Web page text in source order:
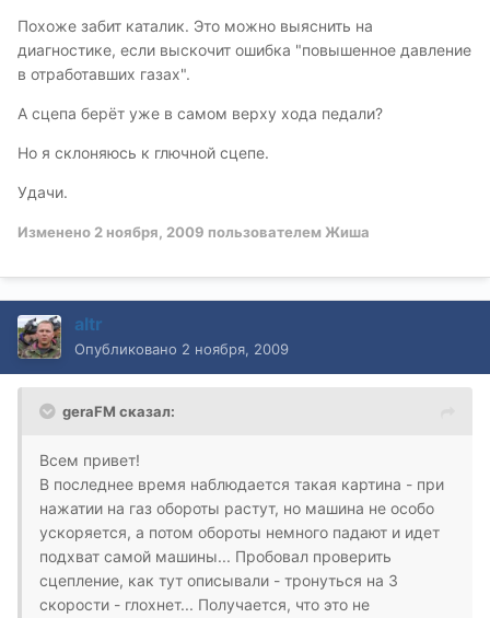
Похоже забит каталик. Это можно выяснить на
диагностике, если выскочит ошибка "повышенное давление
в отработавших газах".
А сцепа берёт уже в самом верху хода педали?
Но я склоняюсь к глючной сцепе.
Удачи.
Изменено 2 ноября, 2009 пользователем Жиша
altr
Опубликовано 2 ноября, 2009
geraFM сказал:
Всем привет!
В последнее время наблюдается такая картина - при
нажатии на газ обороты растут, но машина не особо
ускоряется, а потом обороты немного падают и идет
подхват самой машины... Пробовал проверить
сцепление, как тут описывали - тронуться на 3
скорости - глохнет... Получается, что это не